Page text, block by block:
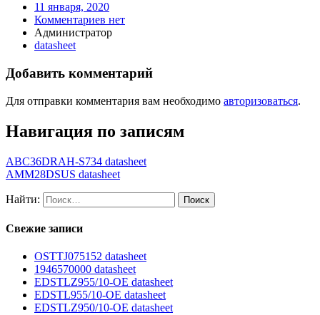
11 января, 2020
Комментариев нет
Администратор
datasheet
Добавить комментарий
Для отправки комментария вам необходимо авторизоваться.
Навигация по записям
ABC36DRAH-S734 datasheet
AMM28DSUS datasheet
Найти:
Свежие записи
OSTTJ075152 datasheet
1946570000 datasheet
EDSTLZ955/10-OE datasheet
EDSTL955/10-OE datasheet
EDSTLZ950/10-OE datasheet